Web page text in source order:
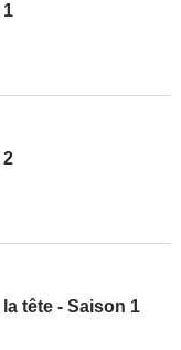
1
2
tête - Saison 1